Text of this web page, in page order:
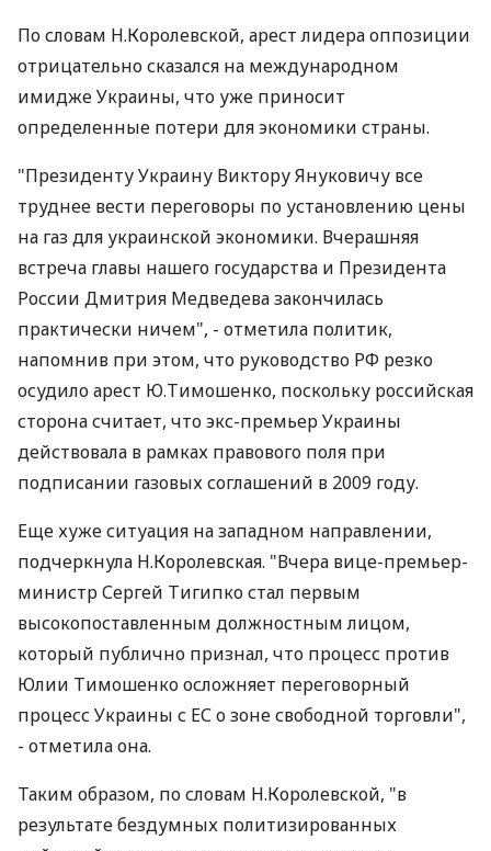
По словам Н.Королевской, арест лидера оппозиции
отрицательно сказался на международном
имидже Украины, что уже приносит
определенные потери для экономики страны.
"Президенту Украину Виктору Януковичу все
труднее вести переговоры по установлению цены
на газ для украинской экономики. Вчерашняя
встреча главы нашего государства и Президента
России Дмитрия Медведева закончилась
практически ничем", - отметила политик,
напомнив при этом, что руководство РФ резко
осудило арест Ю.Тимошенко, поскольку российская
сторона считает, что экс-премьер Украины
действовала в рамках правового поля при
подписании газовых соглашений в 2009 году.
Еще хуже ситуация на западном направлении,
подчеркнула Н.Королевская. "Вчера вице-премьер-
министр Сергей Тигипко стал первым
высокопоставленным должностным лицом,
который публично признал, что процесс против
Юлии Тимошенко осложняет переговорный
процесс Украины с ЕС о зоне свободной торговли",
- отметила она.
Таким образом, по словам Н.Королевской, "в
результате бездумных политизированных